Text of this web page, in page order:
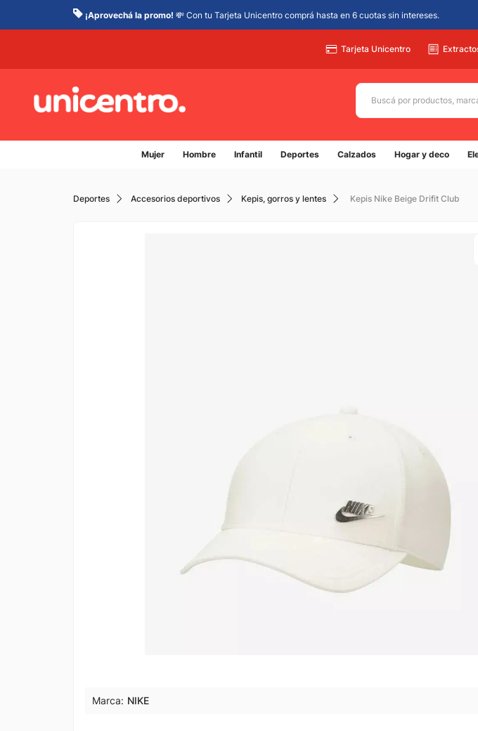
¡Aprovechá la promo! 💸 Con tu Tarjeta Unicentro comprá hasta en 6 cuotas sin intereses.
Tarjeta Unicentro
Buscá por productos,
Mujer Hombre Infantil Deportes Calzados Hogar y deco
Deportes Accesorios deportivos Kepis, gorros y lentes Kepis Nike Beige Drifit Club
Marca: NIKE
Términos más buscados